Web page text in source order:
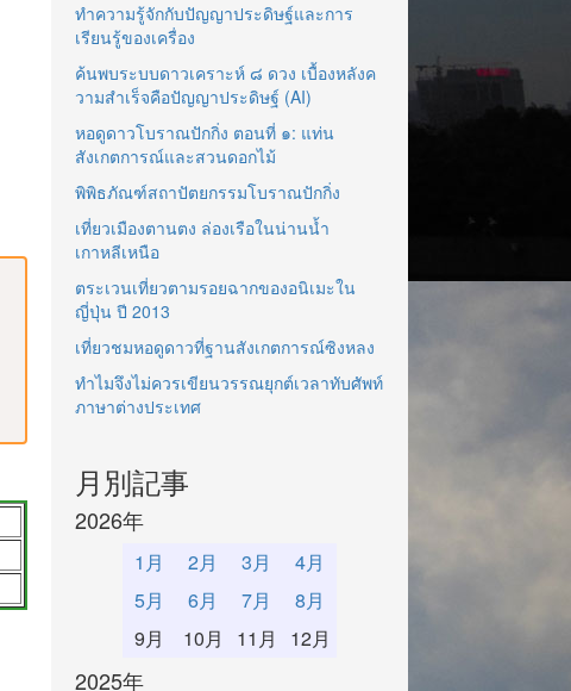
ทำความรู้จักกับปัญญาประดิษฐ์และการ
เรียนรู้ของเครื่อง
ค้นพบระบบดาวเคราะห์ ๘ ดวง เบื้องหลังค
วามสำเร็จคือปัญญาประดิษฐ์ (AI)
หอดูดาวโบราณปักกิ่ง ตอนที่ ๑: แท่น
สังเกตการณ์และสวนดอกไม้
พิพิธภัณฑ์สถาปัตยกรรมโบราณปักกิ่ง
เที่ยวเมืองตานตง ล่องเรือในน่านน้ำ
เกาหลีเหนือ
ตระเวนเที่ยวตามรอยฉากของอนิเมะใน
ญี่ปุ่น ปี 2013
เที่ยวชมหอดูดาวที่ฐานสังเกตการณ์ซิงหลง
ทำไมจึงไม่ควรเขียนวรรณยุกต์เวลาทับศัพท์
ภาษาต่างประเทศ
月別記事
2026年
1月 2月 3月
4月
5月
6月 7月
8月
9月
10月 11月 12月
2025年